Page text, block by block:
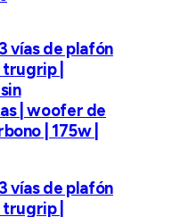
vías de plafón
|
| woofer de
| 175w |
vías de plafón
|